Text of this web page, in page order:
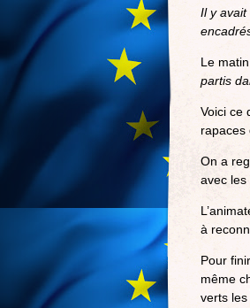
Il y avait
Le
partis
Voici ce
rapaces
On a
avec les
à
Pour
même
verts